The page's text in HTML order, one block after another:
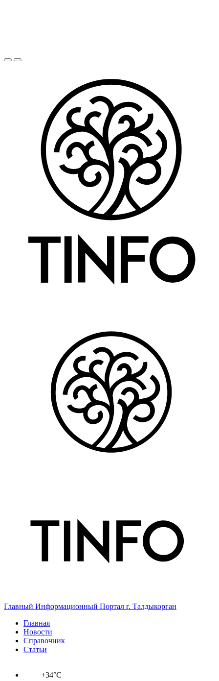
Главный Информационный Портал г. Талдыкорган
Главная
Новости
Справочник
Статьи
+34°C